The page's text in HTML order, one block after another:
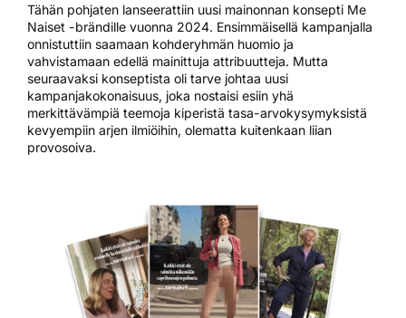
Tähän pohjaten lanseerattiin uusi mainonnan konsepti Me
Naiset -brändille vuonna 2024. Ensimmäisellä kampanjalla
onnistuttiin saamaan kohderyhmän huomio ja
vahvistamaan edellä mainittuja attribuutteja. Mutta
seuraavaksi konseptista oli tarve johtaa uusi
kampanjakokonaisuus, joka nostaisi esiin yhä
merkittävämpiä teemoja kiperistä tasa-arvokysymyksistä
kevyempiin arjen ilmiöihin, olematta kuitenkaan liian
provosoiva.